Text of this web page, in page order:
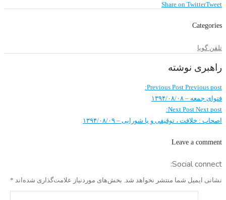
Share on TwitterTweet
Categories
تلفن گویا
راهبری نوشته
Previous Post Previous post:
فتوای جمعه – ۱۳۹۴/۰۸/۰۸
Next Post Next post:
اصحاب : خلافت ، توقیفی و یا شورایی – ۱۳۹۴/۰۸/۰۹
Leave a comment
Social connect:
نشانی ایمیل شما منتشر نخواهد شد. بخش‌های موردنیاز علامت‌گذاری شده‌اند *